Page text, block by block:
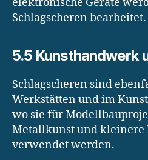
Schlagscheren bearbeitet.
5.5 Kunsthandwerk
Schlagscheren sind
Werkstätten und im
wo sie für
Metallkunst und
verwendet werden.